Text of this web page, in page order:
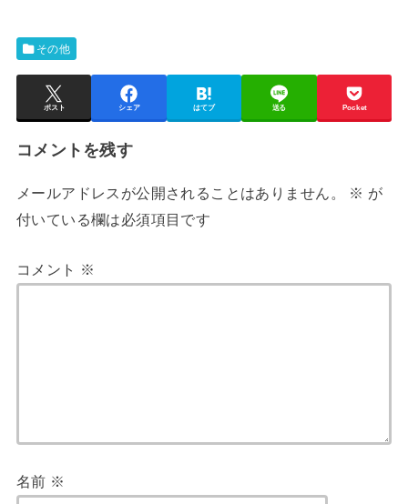
その他
ポスト シェア はてブ 送る Pocket
コメントを残す
メールアドレスが公開されることはありません。 ※ が
付いている欄は必須項目です
コメント ※
名前 ※